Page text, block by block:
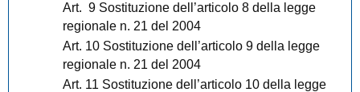
Art. 9 Sostituzione dell’articolo 8 della legge
regionale n. 21 del 2004
Art. 10 Sostituzione dell’articolo 9 della legge
regionale n. 21 del 2004
Art. 11 Sostituzione dell’articolo 10 della legge